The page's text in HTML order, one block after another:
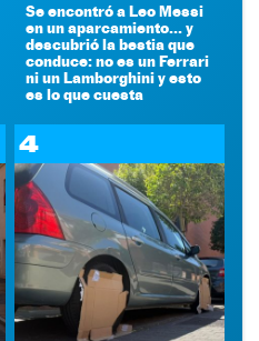
Se encontró a Leo Messi
en un aparcamiento... y
descubrió la bestia que
conduce: no es un Ferrari
ni un Lamborghini y esto
es lo que cuesta
4